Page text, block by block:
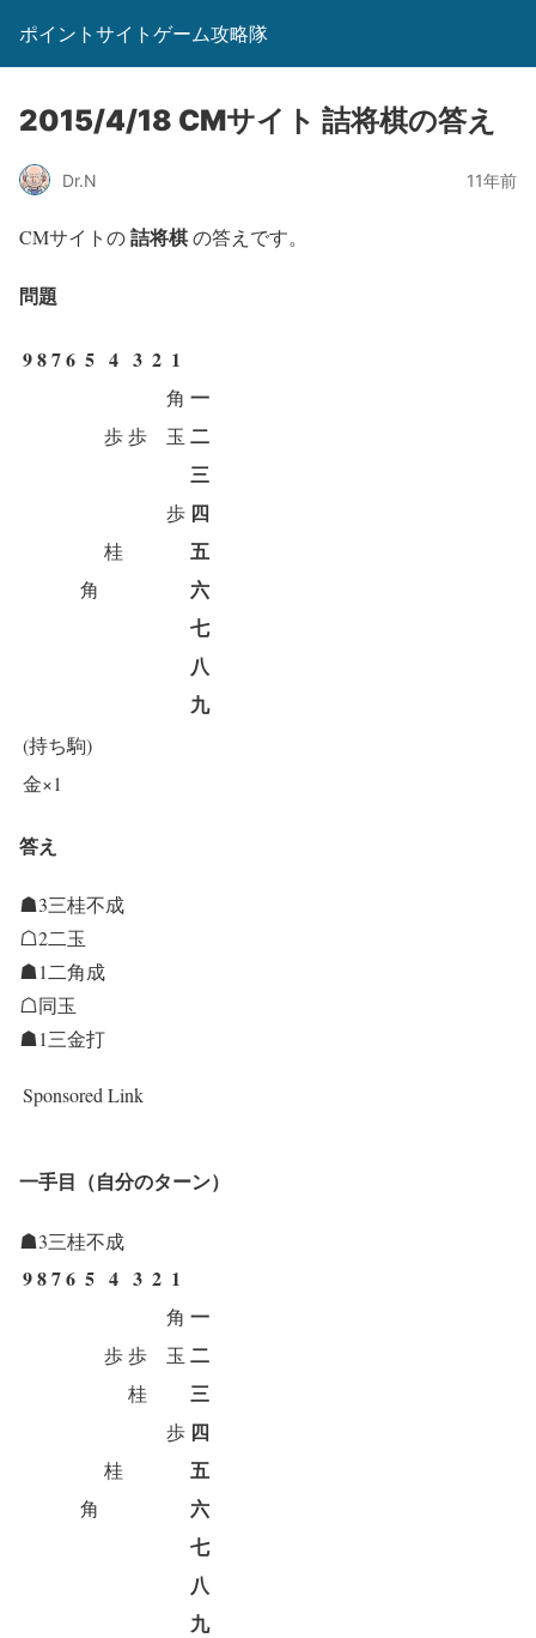
ポイントサイトゲーム攻略隊
2015/4/18 CMサイト 詰将棋の答え
Dr.N 11年前
CMサイトの詰将棋の答えです。
問題
9876 5 4 3 2 1
角 一
歩歩 玉 二
三
歩 四
桂 五
角
六
七
八
九
(持ち駒)
金×1
答え
☗3三桂不成
☖2二玉
☗1二角成
☖同玉
☗1三金打
Sponsored Link
一手目（自分のターン）
☗3三桂不成
9876 5 4 3 2 1
角 一
歩歩 玉 二
桂 三
歩 四
桂 五
角
六
七
八
九